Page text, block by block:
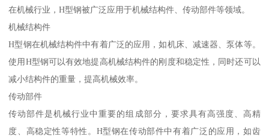
在机械行业，H型钢被广泛应用于机械结构件、传动部件等领域。
机械结构件
H型钢在机械结构件中有着广泛的应用，如机床、减速器、泵体等。
使用H型钢可以有效地提高机械结构件的刚度和稳定性，同时还可以
减小结构件的重量，提高机械效率。
传动部件
传动部件是机械行业中重要的组成部分，要求具有高强度、高精
度、高稳定性等特性。H型钢在传动部件中有着广泛的应用，如齿